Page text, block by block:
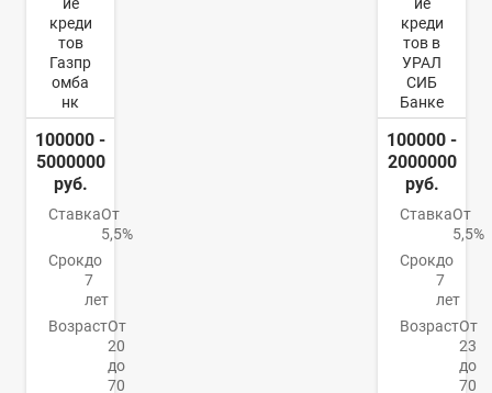
креди
тов
Газпр
омба
нк
100000 -
5000000
руб.
СтавкаОт
5,5%
Срокдо
7
лет
ВозрастОт
20
до
70
креди
тов в
УРАЛ
СИБ
Банке
100000 -
2000000
руб.
СтавкаОт
5,5%
Срокдо
7
лет
ВозрастОт
23
до
70